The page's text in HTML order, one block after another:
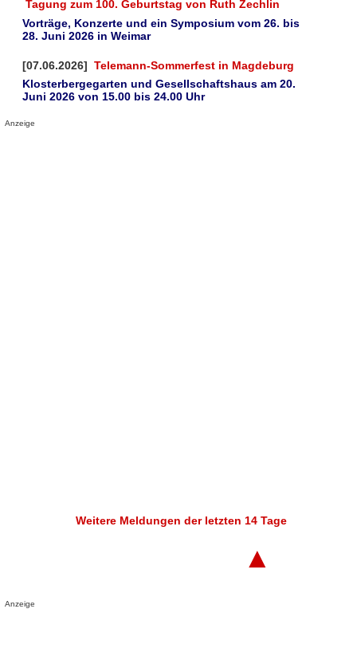
Tagung zum 100. Geburtstag von Ruth Zechlin
Vorträge, Konzerte und ein Symposium vom 26. bis
28. Juni 2026 in Weimar
[07.06.2026] Telemann-Sommerfest in Magdeburg
Klosterbergegarten und Gesellschaftshaus am 20.
Juni 2026 von 15.00 bis 24.00 Uhr
Anzeige
Weitere Meldungen der letzten 14 Tage
▲
Anzeige